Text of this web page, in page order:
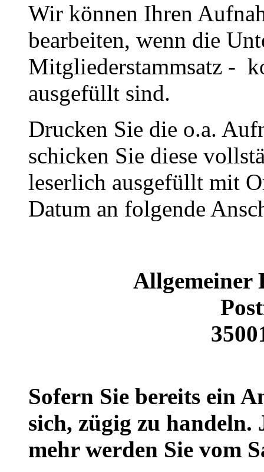
Wir können Ihren
bearbeiten, wenn die
Mitgliederstammsatz -
ausgefüllt sind.
Drucken Sie die o.a.
schicken Sie diese
leserlich ausgefüllt mit
Datum an folgende
Allgemeiner
Sofern Sie bereits ein
sich, zügig zu handeln.
mehr werden Sie vom